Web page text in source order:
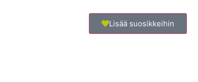
Lisää suosikkeihin